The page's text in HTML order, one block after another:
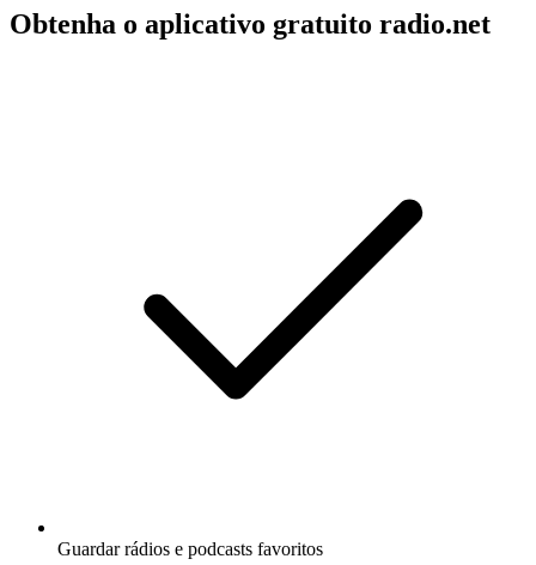
Obtenha o aplicativo gratuito radio.net
Guardar rádios e podcasts favoritos